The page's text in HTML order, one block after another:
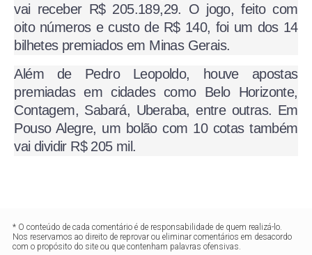
vai receber R$ 205.189,29. O jogo, feito com
oito números e custo de R$ 140, foi um dos 14
bilhetes premiados em Minas Gerais.
Além de Pedro Leopoldo, houve apostas
premiadas em cidades como Belo Horizonte,
Contagem, Sabará, Uberaba, entre outras. Em
Pouso Alegre, um bolão com 10 cotas também
vai dividir R$ 205 mil.
* O conteúdo de cada comentário é de responsabilidade de quem realizá-lo.
Nos reservamos ao direito de reprovar ou eliminar comentários em desacordo
com o propósito do site ou que contenham palavras ofensivas.